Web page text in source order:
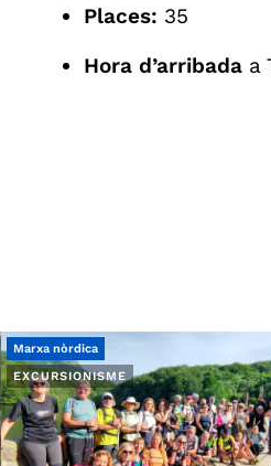
Places: 35
Hora d’arribada a
EXCURSIONISME
Marxa nòrdica